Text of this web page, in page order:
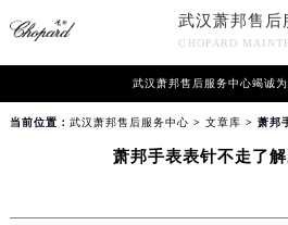
武汉萧邦售后
CHOPARD
武汉萧邦售后服务中心竭诚为
当前位置： 武汉萧邦售后服务中心 > 文章库 > 萧邦
萧邦手表表针不走了